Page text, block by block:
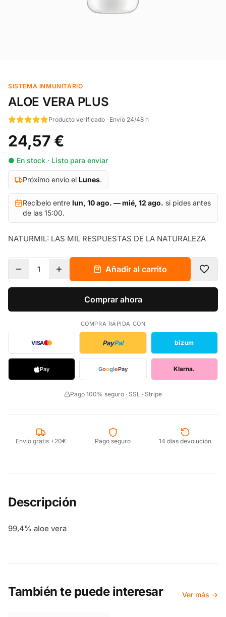
SISTEMA INMUNITARIO
ALOE VERA PLUS
Producto verificado · Envío 24/48 h
24,57 €
● En stock · Listo para enviar
Próximo envío el Lunes.
Recíbelo entre lun, 10 ago. — mié, 12 ago. si pides antes
de las 15:00.
NATURMIL: LAS MIL RESPUESTAS DE LA NATURALEZA
1 Añadir al carrito
Comprar ahora
COMPRA RÁPIDA CON
VISA PayPal bizum
Pay GooglePay Klarna.
Pago 100% seguro · SSL · Stripe
Envío gratis +20€ Pago seguro 14 días devolución
Descripción
99,4% aloe vera
También te puede interesar Ver más →